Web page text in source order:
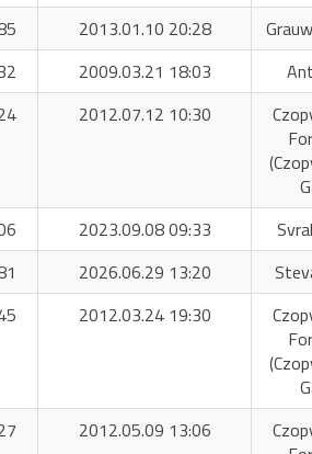
2013.01.10 20:28
2009.03.21 18:03
2012.07.12 10:30
2023.09.08 09:33
2026.06.29 13:20
2012.03.24 19:30
2012.05.09 13:06